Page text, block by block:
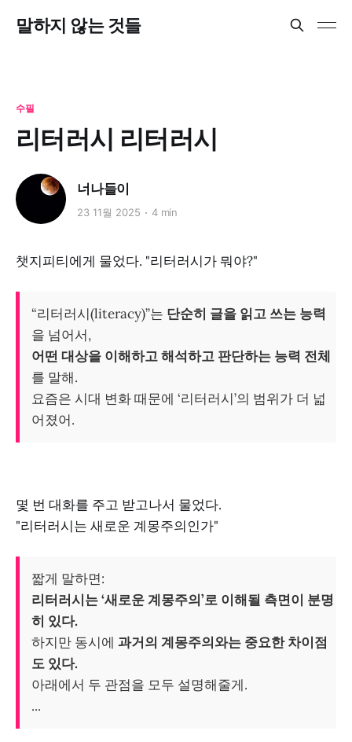
말하지 않는 것들
수필
리터러시 리터러시
너나들이
23 11월 2025 4 min
챗지피티에게 물었다. "리터러시가 뭐야?"
“리터러시(literacy)”는 단순히 글을 읽고 쓰는 능력
을 넘어서,
어떤 대상을 이해하고 해석하고 판단하는 능력 전체
를 말해.
요즘은 시대 변화 때문에 ‘리터러시’의 범위가 더 넓
어졌어.
몇 번 대화를 주고 받고나서 물었다.
"리터러시는 새로운 계몽주의인가"
짧게 말하면:
리터러시는 ‘새로운 계몽주의’로 이해될 측면이 분명
히 있다.
하지만 동시에 과거의 계몽주의와는 중요한 차이점
도 있다.
아래에서 두 관점을 모두 설명해줄게.
...